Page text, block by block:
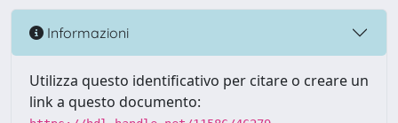
Informazioni
Utilizza questo identificativo per citare o creare un
link a questo documento: